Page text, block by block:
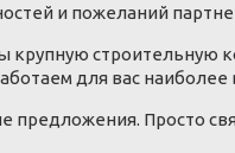
и пожеланий
крупную строительную
для вас
предложения. Просто